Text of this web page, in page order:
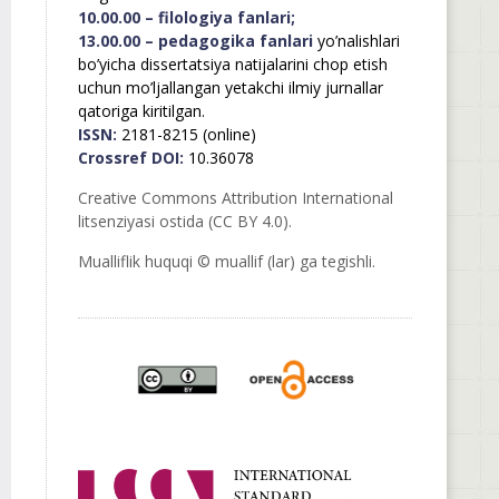
10.00.00 – filologiya fanlari;
13.00.00 – pedagogika fanlariyo’nalishlari
bo’yicha dissertatsiya natijalarini chop etish
uchun mo’ljallangan yetakchi ilmiy jurnallar
qatoriga kiritilgan.
ISSN: 2181-8215 (online)
Crossref DOI: 10.36078
Creative Commons Attribution International
litsenziyasi ostida (CC BY 4.0).
Mualliflik huquqi © muallif (lar) ga tegishli.